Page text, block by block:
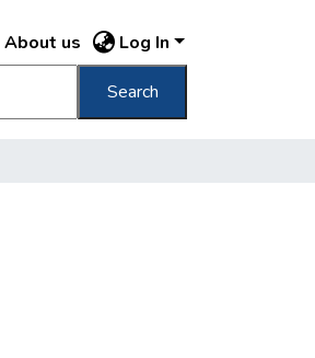
About us Log In
Search